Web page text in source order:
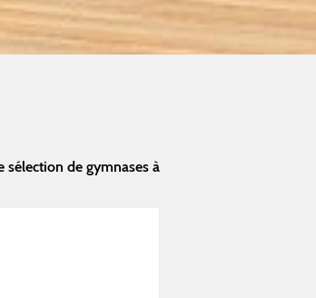
sélection de gymnases à